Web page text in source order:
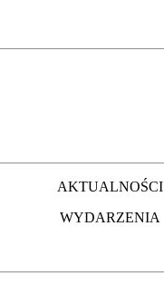
AKTUALNOŚCI
WYDARZENIA